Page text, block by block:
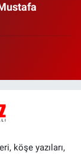
köşe yazıları,